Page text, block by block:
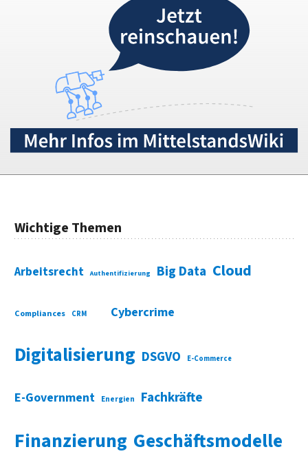
Wichtige Themen
Arbeitsrecht Authentifizierung Big Data Cloud
Compliances CRM Cybercrime
Digitalisierung DSGVO E-Commerce
E-Government Energien Fachkräfte
Finanzierung Geschäftsmodelle